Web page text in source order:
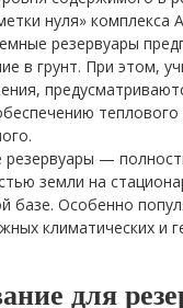
нуля» комплекса
резервуары
в грунт. При этом,
теплового
резервуары —
земли на
базе. Особенно
климатических и
для